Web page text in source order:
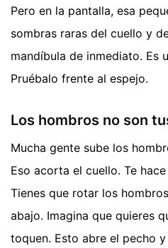
Pero en la pantalla, esa
sombras raras del cuello y
mandíbula de inmediato. Es
Pruébalo frente al espejo.
Los hombros no son
Mucha gente sube los
Eso acorta el cuello. Te
Tienes que rotar los
abajo. Imagina que quieres
toquen. Esto abre el pecho